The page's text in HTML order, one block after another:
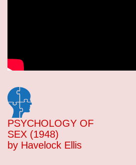
PSYCHOLOGY OF
SEX (1948)
by Havelock Ellis